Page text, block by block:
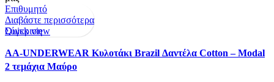
Επιθυμητό
Διαβάστε περισσότερα
Quick view
Σύγκριση
AA-UNDERWEAR Κυλοτάκι Brazil Δαντέλα Cotton – Modal
2 τεμάχια Μαύρο